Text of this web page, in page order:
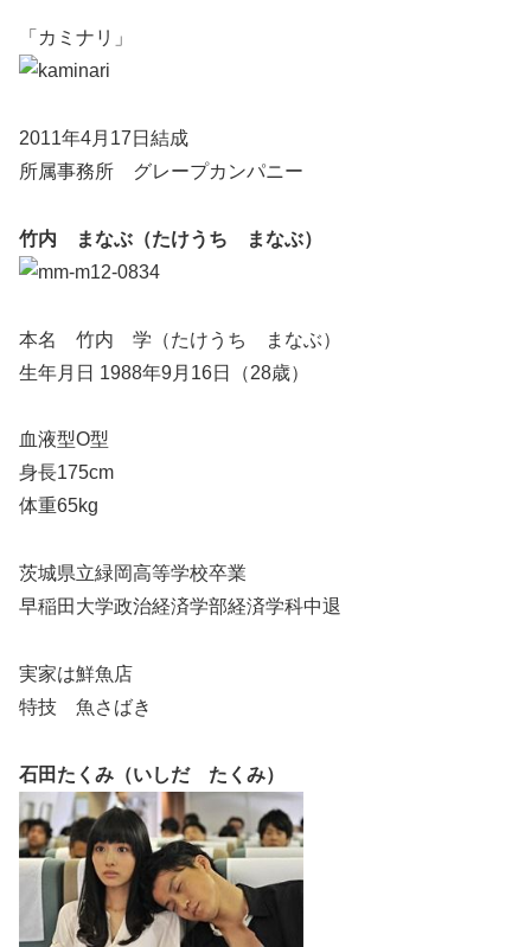
「カミナリ」
2011年4月17日結成
所属事務所 グレープカンパニー
竹内 まなぶ（たけうち まなぶ）
本名 竹内 学（たけうち まなぶ）
生年月日 1988年9月16日（28歳）
血液型O型
身長175cm
体重65kg
茨城県立緑岡高等学校卒業
早稲田大学政治経済学部経済学科中退
実家は鮮魚店
特技 魚さばき
石田たくみ（いしだ たくみ）